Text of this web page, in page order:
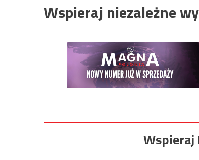
Wspieraj niezależne
Wspieraj